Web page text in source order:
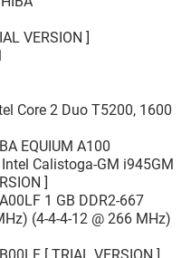
VERSION ]
Core 2 Duo T5200, 1600
EQUIUM A100
Calistoga-GM i945GM
]
1 GB DDR2-667
(4-4-4-12 @ 266 MHz)